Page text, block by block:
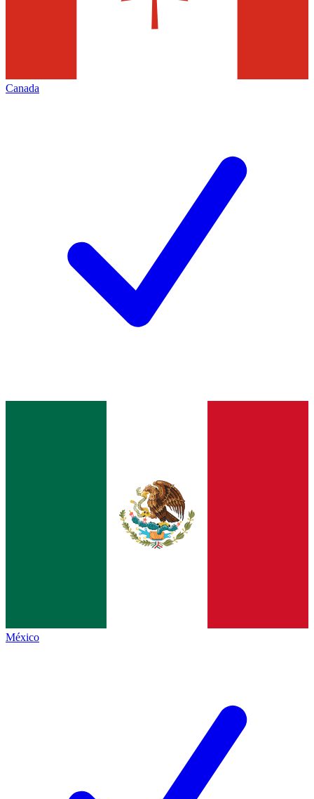
Canada
México